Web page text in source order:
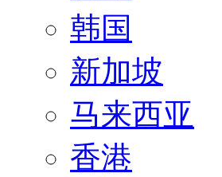
韩国
新加坡
马来西亚
香港